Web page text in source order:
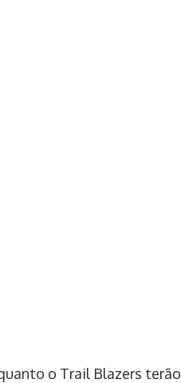
o Trail Blazers terão